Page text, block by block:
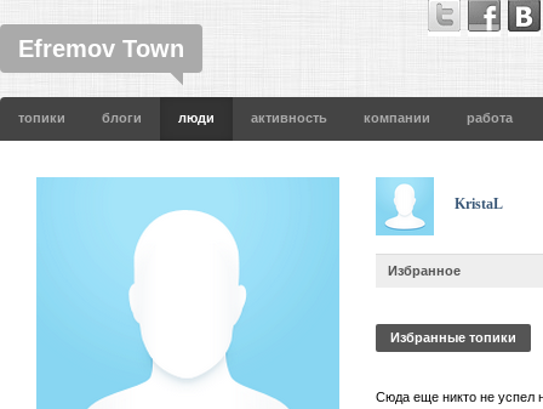
Efremov Town
топики блоги люди активность компании работа
KristaL
Избранное
Избранные топики
Сюда еще никто не успел